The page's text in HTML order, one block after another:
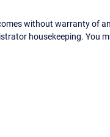
without warranty of
housekeeping. You